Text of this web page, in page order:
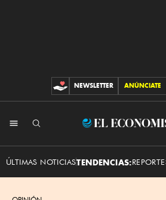
CONTRIBUCIONES
NEWSLETTER ANÚNCIATE
El
ÚLTIMAS NOTICIASTENDENCIAS: